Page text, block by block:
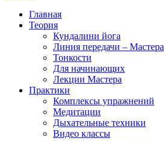
Главная
Теория
Кундалини йога
Линия передачи – Мастера
Тонкости
Для начинающих
Лекции Мастера
Практики
Комплексы упражнений
Медитации
Дыхательные техники
Видео классы